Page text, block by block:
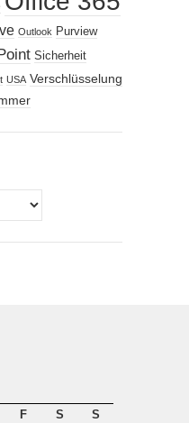
Outlook Purview
Sicherheit
USA Verschlüsselung
F S S